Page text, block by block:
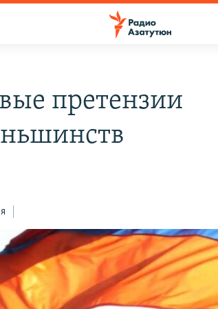
претензии